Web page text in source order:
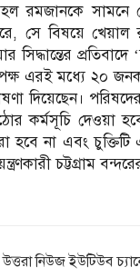
রমজানকে
সে বিষয়ে
সিদ্ধান্তের
মধ্যে ২০
দিয়েছেন।
কর্মসূচি দেওয়া
হবে না এবং
চট্টগ্রাম
উত্তরা নিউজ ইউটিউব